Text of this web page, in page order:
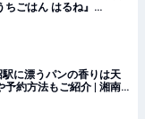
ごはん はるね』
に漂うパンの香りは天
予約方法もご紹介 | 湘南